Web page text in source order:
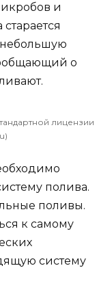
и
небольшую
о
лицензии
полива.
поливы.
к самому
систему